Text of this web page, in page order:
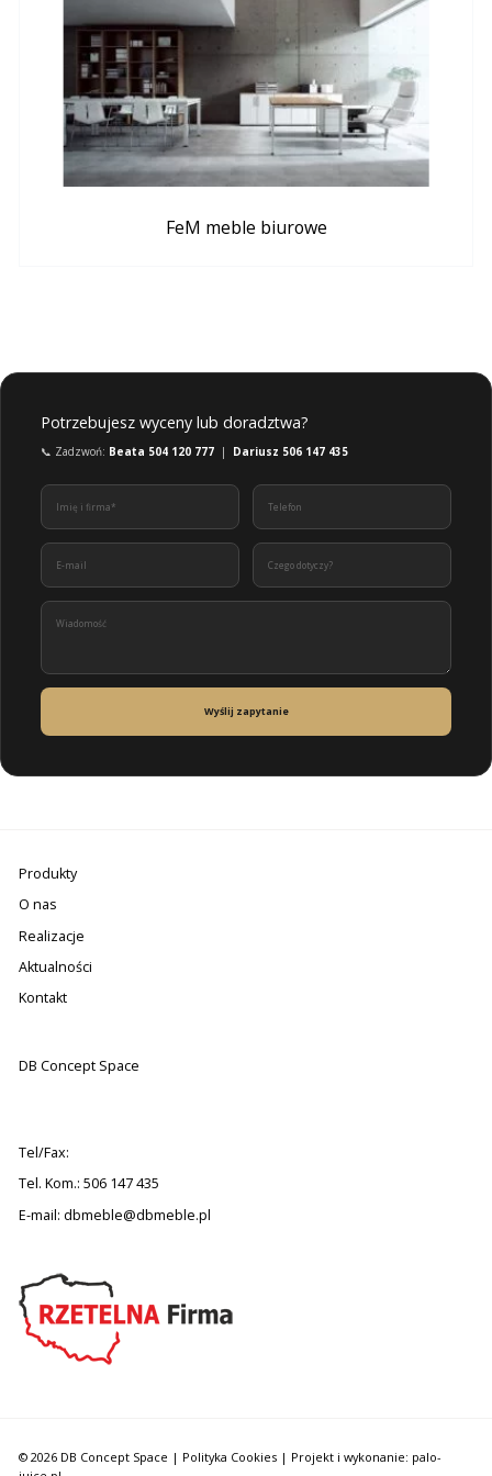
FeM meble biurowe
Potrzebujesz wyceny lub doradztwa?
📞 Zadzwoń: Beata 504 120 777 | Dariusz 506 147 435
Wyślij zapytanie
Produkty
O nas
Realizacje
Aktualności
Kontakt
DB Concept Space
Tel/Fax:
Tel. Kom.: 506 147 435
E-mail: dbmeble@dbmeble.pl
© 2026 DB Concept Space | Polityka Cookies| Projekt i wykonanie: palo-